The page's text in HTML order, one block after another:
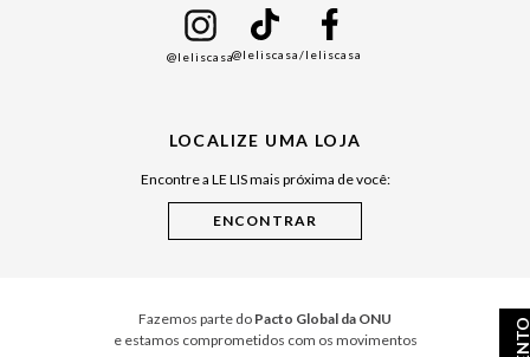
Cuidados Casa
@leliscasa@leliscasa/leliscasa
LOCALIZE UMA LOJA
Encontre a LE LIS mais próxima de você:
Fazemos parte do Pacto Global da ONU
e estamos comprometidos com os movimentos